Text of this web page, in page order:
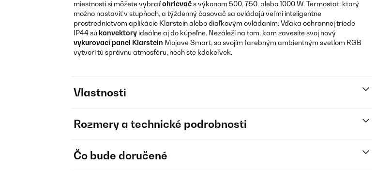
miestnosti si môžete vybraťohrievačs výkonom 500, 750, alebo 1000 W. Termostat, ktorý
možno nastaviť v stupňoch, a týždenný časovač sa ovládajú veľmi inteligentne
prostredníctvom aplikácie Klarstein alebo diaľkovým ovládaním. Vďaka ochrannej triede
IP44 sú konvektory ideálne aj do kúpeľne. Nezáleží na tom, kam zavesíte svoj nový
vykurovací panel Klarstein Mojave Smart, so svojím farebným ambientným svetlom RGB
vytvorí tú správnu atmosféru, nech ste kdekoľvek.
Vlastnosti
Rozmery a technické podrobnosti
Čo bude doručené